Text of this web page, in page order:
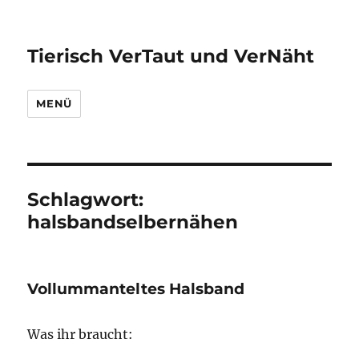
Tierisch VerTaut und VerNäht
MENÜ
Schlagwort:
halsbandselbernähen
Vollummanteltes Halsband
Was ihr braucht: